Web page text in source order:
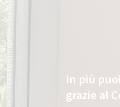
In più
grazie al